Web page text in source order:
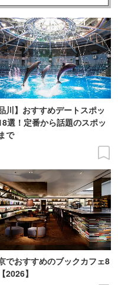
品川】おすすめデートスポッ
選！定番から話題のスポッ
で
でおすすめのブックカフェ8
2026】